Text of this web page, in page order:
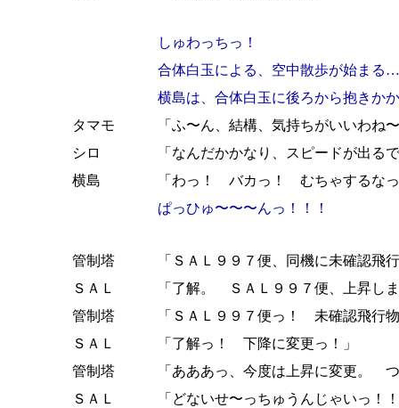
しゅわっちっ！
合体白玉による、空中散歩が始まる
横島は、合体白玉に後ろから抱きか
タマモ
「ふ〜ん、結構、気持ちがいいわ
シロ
「なんだかかなり、スピードが出
横島
「わっ！ バカっ！ むちゃするな
ぱっひゅ〜〜〜んっ！！！
管制塔
「ＳＡＬ９９７便、同機に未確認
ＳＡＬ
「了解。 ＳＡＬ９９７便、上昇し
管制塔
「ＳＡＬ９９７便っ！ 未確認飛行
ＳＡＬ
「了解っ！ 下降に変更っ！」
管制塔
「あああっ、今度は上昇に変更。
ＳＡＬ
「どないせ〜っちゅうんじゃいっ！